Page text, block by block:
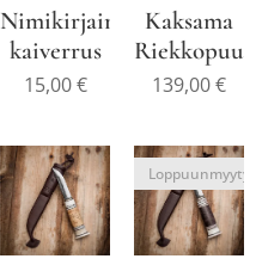
Nimikirjainten
kaiverrus
15,00€
Kaksama
139,00€
Loppuunmyyty